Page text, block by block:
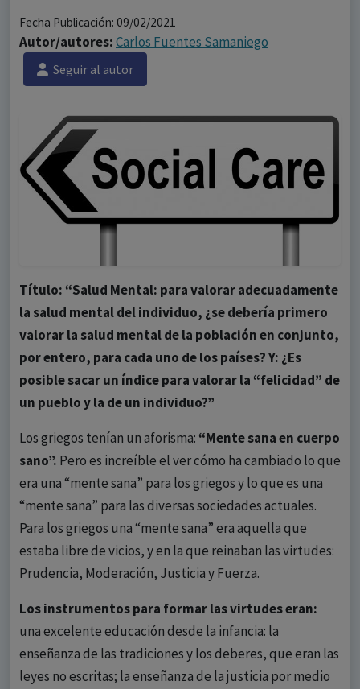
Fecha Publicación: 09/02/2021
Autor/autores:Carlos Fuentes Samaniego
Seguir al autor
Título: “Salud Mental: para valorar adecuadamente
la salud mental del individuo, ¿se debería primero
valorar la salud mental de la población en conjunto,
por entero, para cada uno de los países? Y: ¿Es
posible sacar un índice para valorar la “felicidad” de
un pueblo y la de un individuo?”
Los griegos tenían un aforisma: “Mente sana en cuerpo
sano”. Pero es increíble el ver cómo ha cambiado lo que
era una “mente sana” para los griegos y lo que es una
“mente sana” para las diversas sociedades actuales.
Para los griegos una “mente sana” era aquella que
estaba libre de vicios, y en la que reinaban las virtudes:
Prudencia, Moderación, Justicia y Fuerza.
Los instrumentos para formar las virtudes eran:
una excelente educación desde la infancia: la
enseñanza de las tradiciones y los deberes, que eran las
leyes no escritas; la enseñanza de la justicia por medio